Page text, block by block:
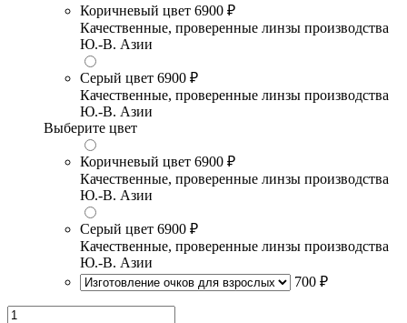
Коричневый цвет 6900 ₽
Качественные, проверенные линзы производства
Ю.-В. Азии
Серый цвет 6900 ₽
Качественные, проверенные линзы производства
Ю.-В. Азии
Выберите цвет
Коричневый цвет 6900 ₽
Качественные, проверенные линзы производства
Ю.-В. Азии
Серый цвет 6900 ₽
Качественные, проверенные линзы производства
Ю.-В. Азии
700 ₽